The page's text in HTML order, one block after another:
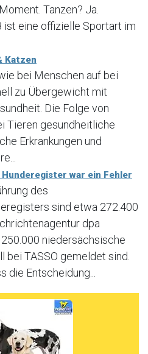
Tanzen? Ja.
eine offizielle Sportart im
Katzen
bei Menschen auf bei
zu Übergewicht mit
Die Folge von
Tieren gesundheitliche
Erkrankungen und
war ein Fehler
des
sind etwa 272.400
dpa
niedersächsische
bei TASSO gemeldet sind.
die Entscheidung...